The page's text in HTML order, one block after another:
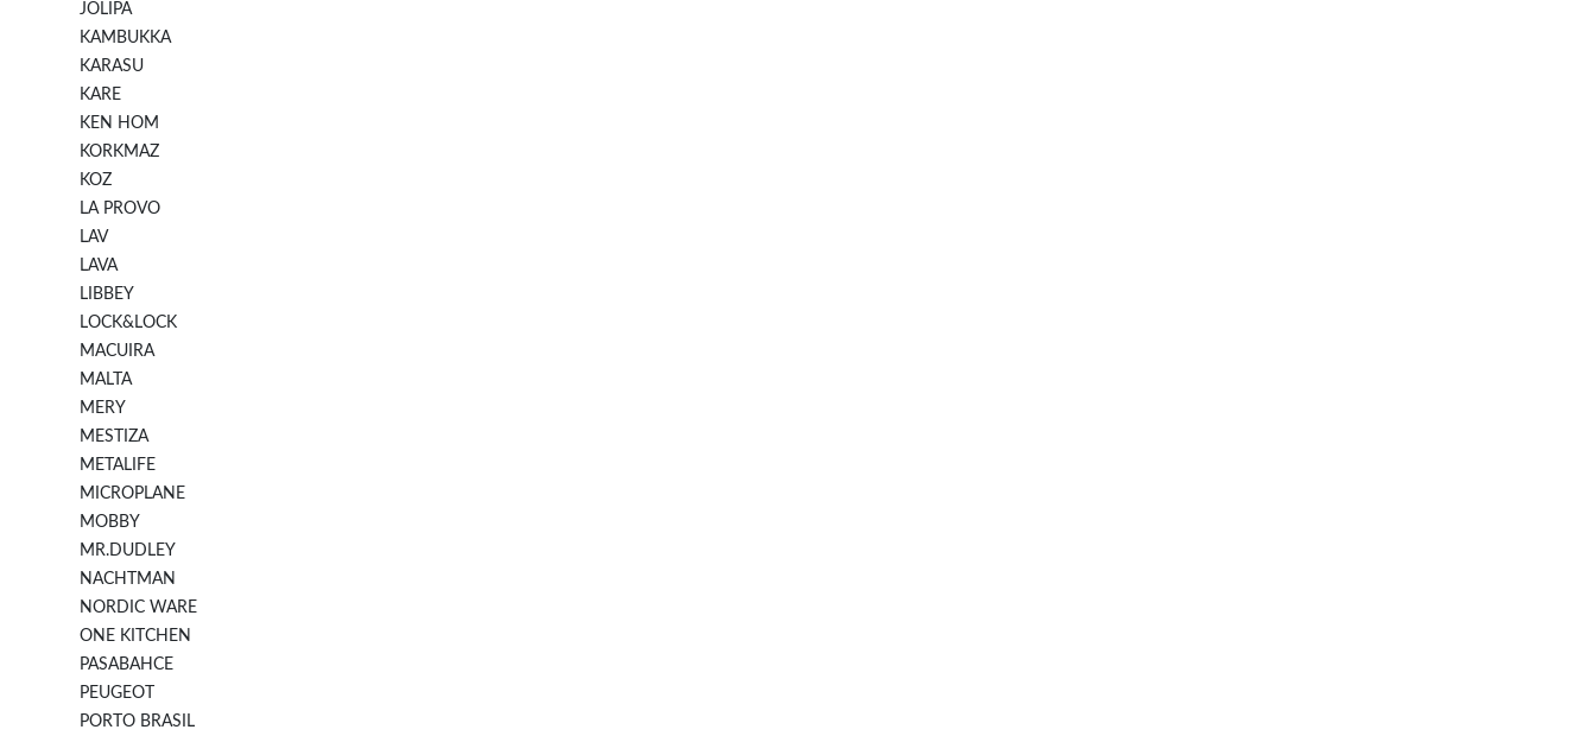
JOLIPA
KAMBUKKA
KARASU
KARE
KEN HOM
KORKMAZ
KOZ
LA PROVO
LAV
LAVA
LIBBEY
LOCK&LOCK
MACUIRA
MALTA
MERY
MESTIZA
METALIFE
MICROPLANE
MOBBY
MR.DUDLEY
NACHTMAN
NORDIC WARE
ONE KITCHEN
PASABAHCE
PEUGEOT
PORTO BRASIL